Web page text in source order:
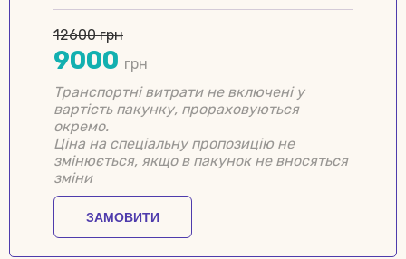
12600 грн
9000 грн
Транспортні витрати не включені у
вартість пакунку, прораховуються
окремо.
Ціна на спеціальну пропозицію не
змінюється, якщо в пакунок не вносяться
зміни
ЗАМОВИТИ